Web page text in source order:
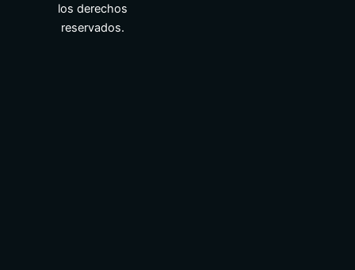
los derechos
reservados.